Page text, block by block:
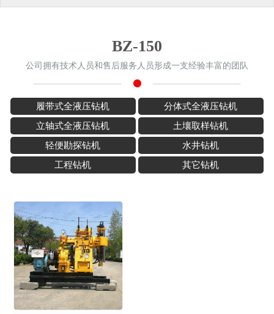
BZ-150
公司拥有技术人员和售后服务人员形成一支经验丰富的团队
履带式全液压钻机 分体式全液压钻机
立轴式全液压钻机 土壤取样钻机
轻便勘探钻机 水井钻机
工程钻机 其它钻机